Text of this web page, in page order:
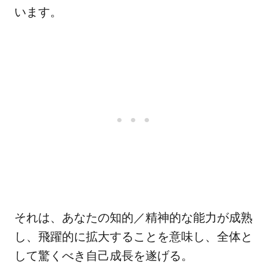
います。
それは、あなたの知的／精神的な能力が成熟
し、飛躍的に拡大することを意味し、全体と
して驚くべき自己成長を遂げる。